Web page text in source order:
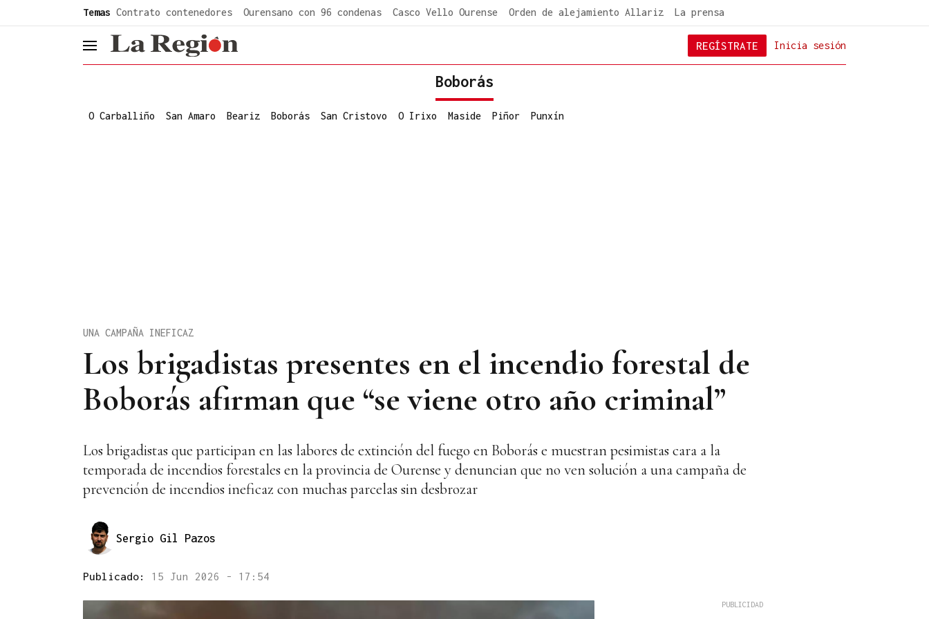
Temas Contrato contenedores Ourensano con 96 condenas Casco Vello Ourense Orden de alejamiento Allariz La prensa
header.menu.open Inicia sesión
REGÍSTRATE
Boborás
O Carballiño San Amaro Beariz Boborás San Cristovo O Irixo Maside Piñor Punxín
Los brigadistas presentes en el incendio forestal de
Boborás afirman que “se viene otro año criminal”
UNA CAMPAÑA INEFICAZ
Los brigadistas que participan en las labores de extinción del fuego en Boborás e muestran pesimistas cara a la
temporada de incendios forestales en la provincia de Ourense y denuncian que no ven solución a una campaña de
prevención de incendios ineficaz con muchas parcelas sin desbrozar
Sergio Gil Pazos
Publicado: 15 Jun 2026 - 17:54